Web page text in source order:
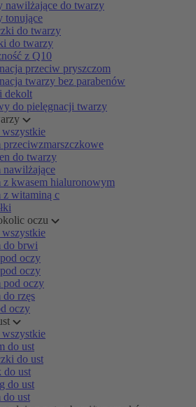
nawilżające do twarzy
tonujące
do twarzy
do twarzy
z Q10
przeciw pryszczom
twarzy bez parabenów
dekolt
do pielęgnacji twarzy
wszystkie
przeciwzmarszczkowe
do twarzy
nawilżające
z kwasem hialuronowym
z witaminą c
oczu
wszystkie
do brwi
oczy
oczy
pod oczy
do rzęs
oczy
wszystkie
do ust
do ust
do ust
do ust
do ust